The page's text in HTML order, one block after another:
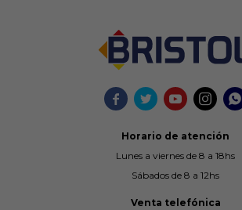
    
Horario de atención
Lunes a viernes de 8 a 18hs
Sábados de 8 a 12hs
Venta telefónica